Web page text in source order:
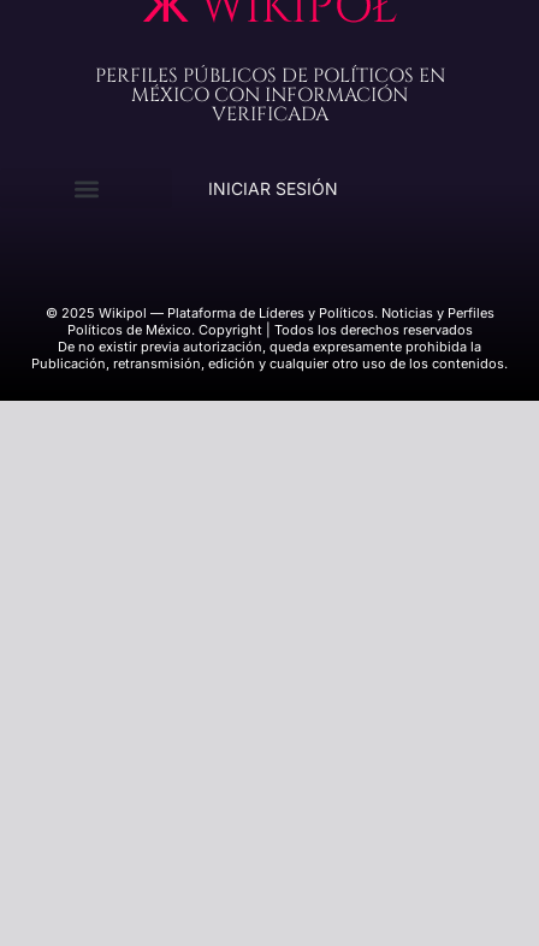
PERFILES PÚBLICOS DE POLÍTICOS EN
MÉXICO CON INFORMACIÓN
VERIFICADA
INICIAR SESIÓN
© 2025 Wikipol — Plataforma de Líderes y Políticos. Noticias y Perfiles
Políticos de México. Copyright | Todos los derechos reservados
De no existir previa autorización, queda expresamente prohibida la
Publicación, retransmisión, edición y cualquier otro uso de los contenidos.